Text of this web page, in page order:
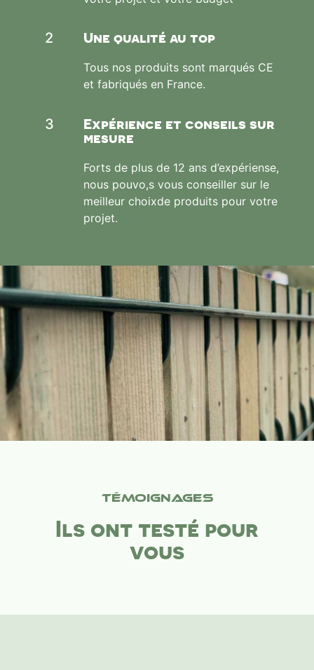
2 Une qualité au top
Tous nos produits sont marqués CE
et fabriqués en France.
3
Expérience et conseils sur
mesure
Forts de plus de 12 ans d’expériense,
nous pouvo,s vous conseiller sur le
meilleur choixde produits pour votre
projet.
Témoignages
Ils ont testé pour
vous